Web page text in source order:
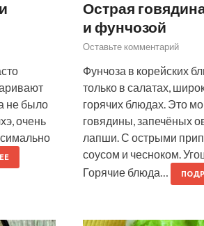
не было
очень
Острая
и фунчозой
Оставьте комментарий
Фунчоза в корейских
только в салатах,
горячих блюдах. Это
говядины, запечёных
лапши. С острыми
соусом и чесноком.
Горячие блюда…